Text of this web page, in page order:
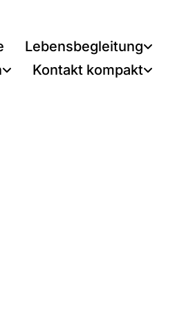
Lebensbegleitung
Kontakt kompakt